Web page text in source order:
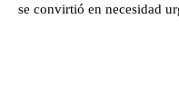
se convirtió en necesidad